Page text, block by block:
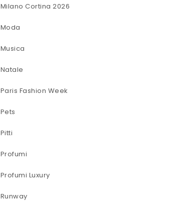
Milano Cortina 2026
Moda
Musica
Natale
Paris Fashion Week
Pets
Pitti
Profumi
Profumi Luxury
Runway